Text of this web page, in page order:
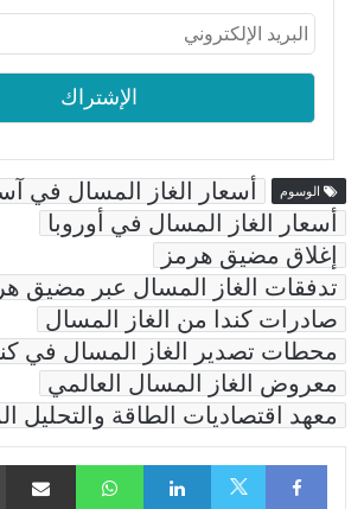
الوسوم
أسعار الغاز المسال في
أسعار الغاز المسال في أوروبا
إغلاق مضيق هرمز
تدفقات الغاز المسال عبر مضيق
صادرات كندا من الغاز المسال
محطات تصدير الغاز المسال في
معروض الغاز المسال العالمي
معهد اقتصاديات الطاقة والتحليل
Facebook
LinkedIn
WhatsApp